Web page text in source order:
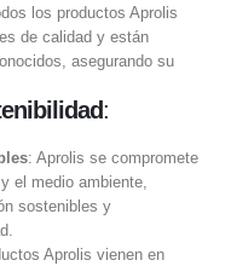
los productos Aprolis
de calidad y están
asegurando su
:
: Aprolis se compromete
el medio ambiente,
sostenibles y
Aprolis vienen en